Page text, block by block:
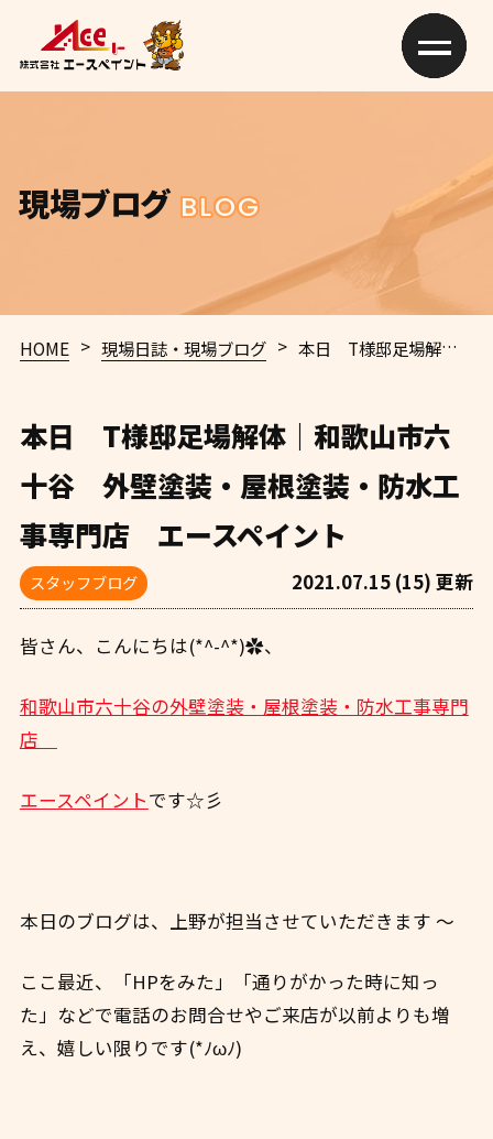
現場ブログ BLOG
HOME > 現場日誌・現場ブログ > 本日 T様邸足場解体｜和歌山市六十谷 外壁塗装・屋根塗装・防水工事専門店 エースペイント
本日 T様邸足場解体｜和歌山市六
十谷 外壁塗装・屋根塗装・防水工
事専門店 エースペイント
スタッフブログ 2021.07.15 (15) 更新
皆さん、こんにちは(*^-^*)✿、
和歌山市六十谷の外壁塗装・屋根塗装・防水工事専門
店
エースペイントです☆彡
本日のブログは、上野が担当させていただきます ～
ここ最近、「HPをみた」「通りがかった時に知っ
た」などで電話のお問合せやご来店が以前よりも増
え、嬉しい限りです(*ﾉωﾉ)